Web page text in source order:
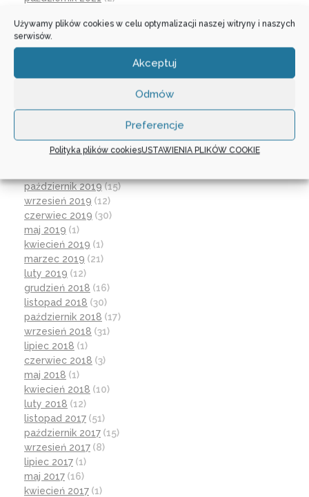
Używamy plików cookies w celu optymalizacji naszej witryny i naszych
serwisów.
Akceptuj
Odmów
Preferencje
Polityka plików cookiesUSTAWIENIA PLIKÓW COOKIE
sierpień 2021(4)
lipiec 2021
kwiecień 2020(1)
styczeń 2020(17)
grudzień 2019(18)
październik 2019(15)
wrzesień 2019 (12)
czerwiec 2019 (30)
maj 2019 (1)
kwiecień 2019 (1)
marzec 2019 (21)
luty 2019 (12)
grudzień 2018 (16)
listopad 2018 (30)
październik 2018 (17)
wrzesień 2018 (31)
lipiec 2018 (1)
czerwiec 2018 (3)
maj 2018 (1)
kwiecień 2018 (10)
luty 2018 (12)
listopad 2017 (51)
październik 2017 (15)
wrzesień 2017 (8)
lipiec 2017 (1)
maj 2017 (16)
kwiecień 2017 (1)